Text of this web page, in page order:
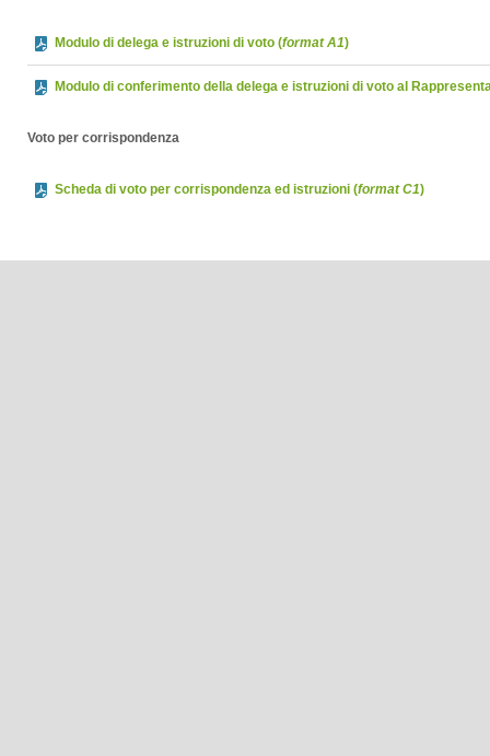
Modulo di delega e istruzioni di voto (format A1)
Modulo di conferimento della delega e istruzioni di voto al
Voto per corrispondenza
Scheda di voto per corrispondenza ed istruzioni (format C1)